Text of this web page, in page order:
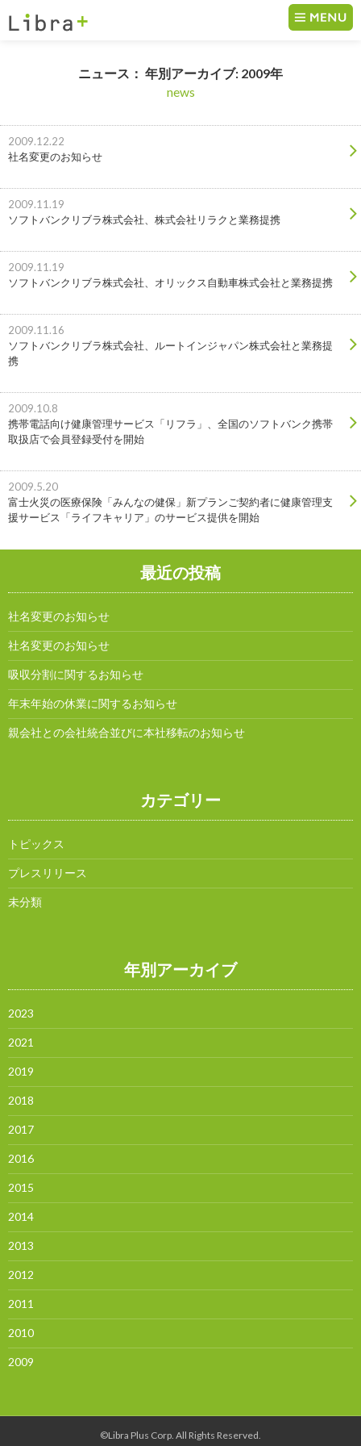
コンテンツへ移動
ニュース： 年別アーカイブ: 2009年
news
2009.12.22
社名変更のお知らせ
2009.11.19
ソフトバンクリブラ株式会社、株式会社リラクと業務提携
2009.11.19
ソフトバンクリブラ株式会社、オリックス自動車株式会社と業務提携
2009.11.16
ソフトバンクリブラ株式会社、ルートインジャパン株式会社と業務提
携
2009.10.8
携帯電話向け健康管理サービス「リフラ」、全国のソフトバンク携帯
取扱店で会員登録受付を開始
2009.5.20
富士火災の医療保険「みんなの健保」新プランご契約者に健康管理支
援サービス「ライフキャリア」のサービス提供を開始
最近の投稿
社名変更のお知らせ
社名変更のお知らせ
吸収分割に関するお知らせ
年末年始の休業に関するお知らせ
親会社との会社統合並びに本社移転のお知らせ
カテゴリー
トピックス
プレスリリース
未分類
年別アーカイブ
2023
2021
2019
2018
2017
2016
2015
2014
2013
2012
2011
2010
2009
©Libra Plus Corp. All Rights Reserved.